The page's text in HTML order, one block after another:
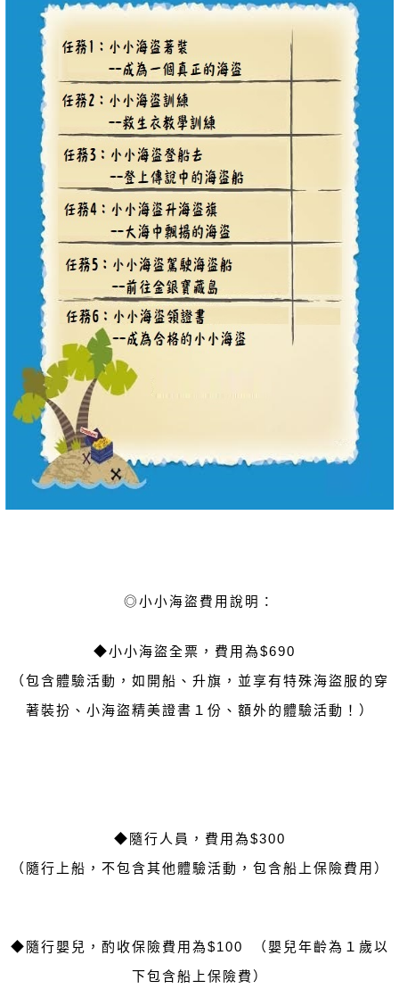
◎小小海盜費用說明：
◆小小海盜全票，費用為$690
（包含體驗活動，如開船、升旗，並享有特殊海盜服的穿
著裝扮、小海盜精美證書１份、額外的體驗活動！）
◆ 隨行人員，費用為$300
（隨行上船，不包含其他體驗活動 ，包含船上保險費用 ）
◆ 隨行嬰兒，酌收保險費用為$100 （嬰兒年齡為１歲以
下包含船上保險費 ）